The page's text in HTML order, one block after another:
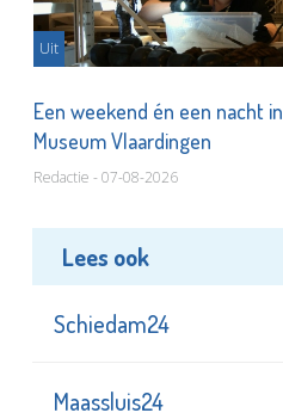
Uit
Een weekend én een nacht in
Museum Vlaardingen
Redactie - 07-08-2026
Lees ook
Schiedam24
Maassluis24